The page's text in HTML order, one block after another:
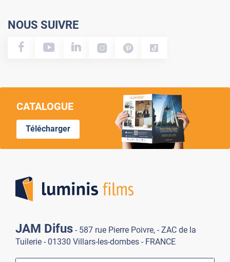
NOUS SUIVRE
CATALOGUE
Télécharger
JAM Difus - 587 rue Pierre Poivre, - ZAC de la
Tuilerie - 01330 Villars-les-dombes - FRANCE